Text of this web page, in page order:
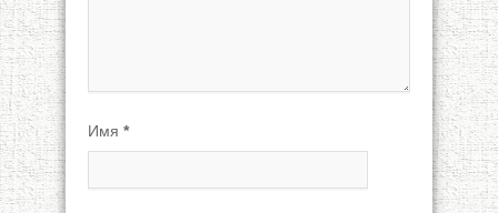
Имя *